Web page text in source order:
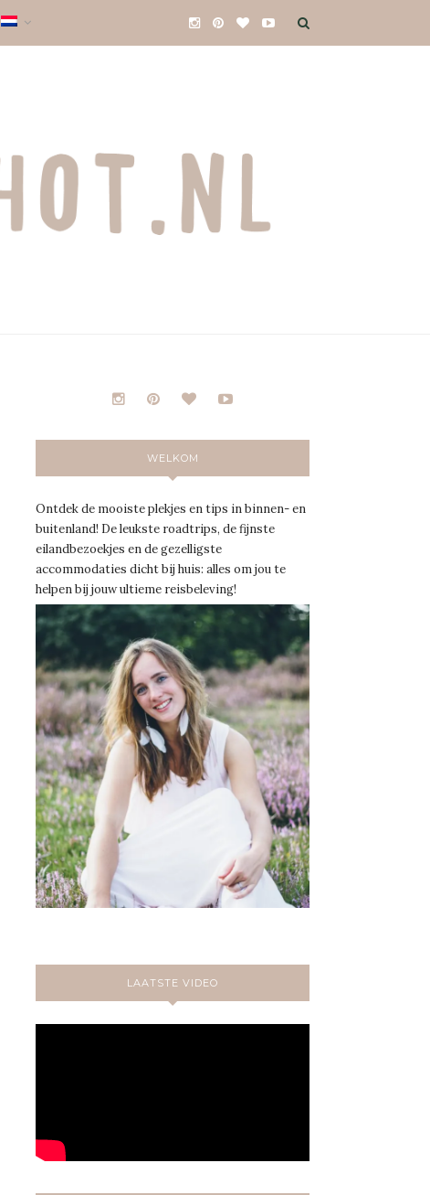
WELKOM
Ontdek de mooiste plekjes en tips in binnen- en
buitenland! De leukste roadtrips, de fijnste
eilandbezoekjes en de gezelligste
accommodaties dicht bij huis: alles om jou te
helpen bij jouw ultieme reisbeleving!
LAATSTE VIDEO